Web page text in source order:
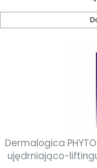
Dermalogica PHYTO
ujędrniająco-